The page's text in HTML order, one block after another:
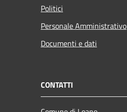
Politici
Personale Amministrativo
Documenti e dati
CONTATTI